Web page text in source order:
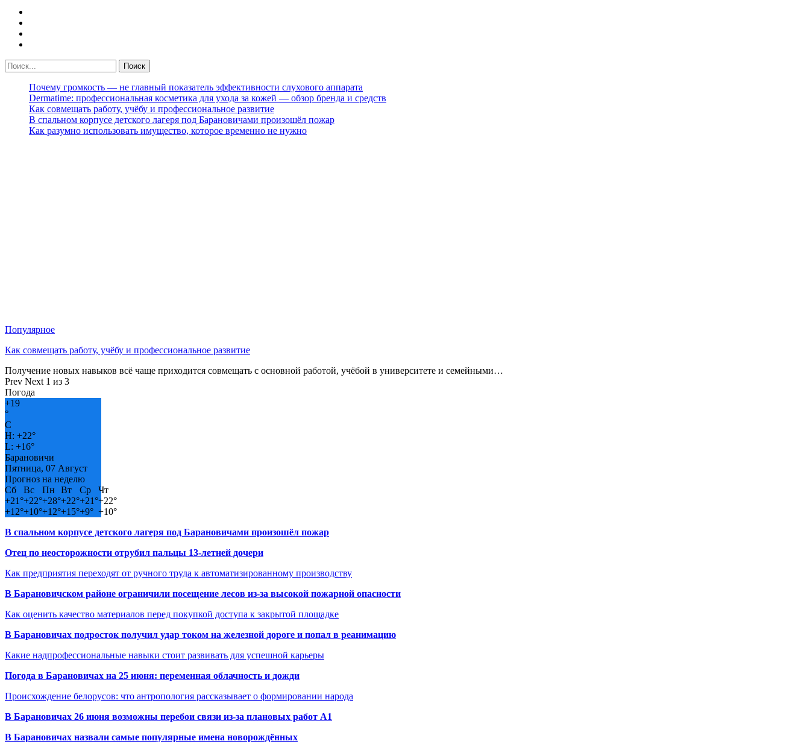
Почему громкость — не главный показатель эффективности слухового аппарата
Dermatime: профессиональная косметика для ухода за кожей — обзор бренда и средств
Как совмещать работу, учёбу и профессиональное развитие
В спальном корпусе детского лагеря под Барановичами произошёл пожар
Как разумно использовать имущество, которое временно не нужно
Популярное
Как совмещать работу, учёбу и профессиональное развитие
Получение новых навыков всё чаще приходится совмещать с основной работой, учёбой в университете и семейными…
Prev Next 1 из 3
Погода
+19
°
C
H: +22°
L: +16°
Барановичи
Пятница, 07 Август
Прогноз на неделю
Сб
Вс Пн Вт Ср
Чт
+21°+22°+28°+22°+21°+22°
+12°+10°+12°+15°+9° +10°
В спальном корпусе детского лагеря под Барановичами произошёл пожар
Отец по неосторожности отрубил пальцы 13-летней дочери
Как предприятия переходят от ручного труда к автоматизированному производству
В Барановичском районе ограничили посещение лесов из-за высокой пожарной опасности
Как оценить качество материалов перед покупкой доступа к закрытой площадке
В Барановичах подросток получил удар током на железной дороге и попал в реанимацию
Какие надпрофессиональные навыки стоит развивать для успешной карьеры
Погода в Барановичах на 25 июня: переменная облачность и дожди
Происхождение белорусов: что антропология рассказывает о формировании народа
В Барановичах 26 июня возможны перебои связи из-за плановых работ A1
В Барановичах назвали самые популярные имена новорождённых